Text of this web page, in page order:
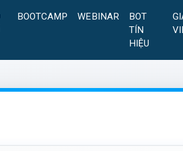
BOOTCAMP WEBINAR
BOT
TÍN
HIỆU